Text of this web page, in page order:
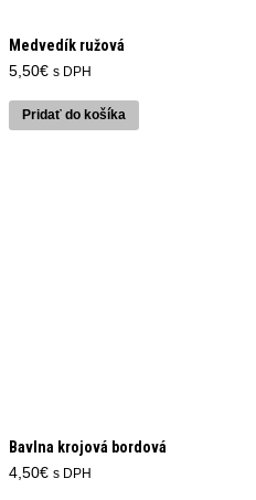
Medvedík ružová
5,50€ s DPH
Pridať do košíka
Bavlna krojová bordová
4,50€ s DPH